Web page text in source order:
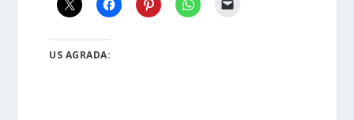
US AGRADA: